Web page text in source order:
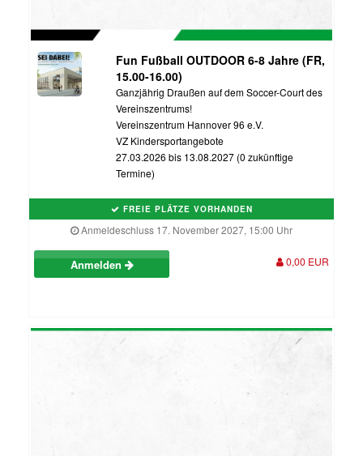
Fun Fußball OUTDOOR 6-8 Jahre (FR,
15.00-16.00)
Ganzjährig Draußen auf dem Soccer-Court des
Vereinszentrums!
Vereinszentrum Hannover 96 e.V.
VZ Kindersportangebote
27.03.2026 bis 13.08.2027 (0 zukünftige
Termine)
FREIE PLÄTZE VORHANDEN
Anmeldeschluss 17. November 2027, 15:00 Uhr
Anmelden 0,00 EUR